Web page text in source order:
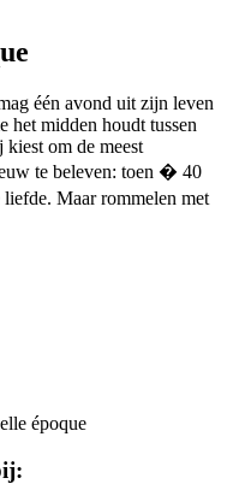
één avond uit zijn leven
het midden houdt tussen
om de meest
te beleven: toen � 40
Maar rommelen met
époque